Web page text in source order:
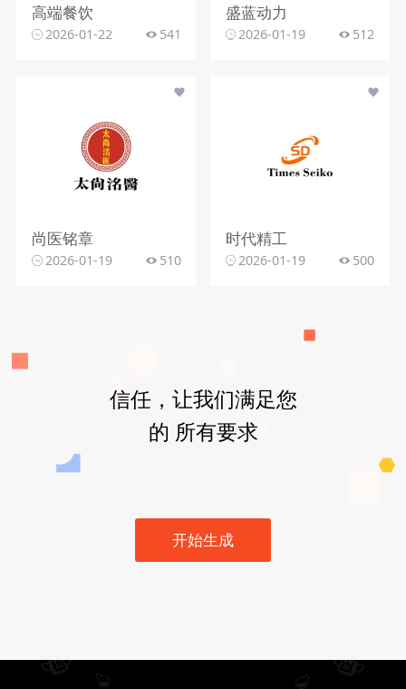
高端餐饮
2026-01-22 541
盛蓝动力
2026-01-19 512
尚医铭章
2026-01-19 510
时代精工
2026-01-19 500
信任，让我们满足您
的 所有要求
开始生成